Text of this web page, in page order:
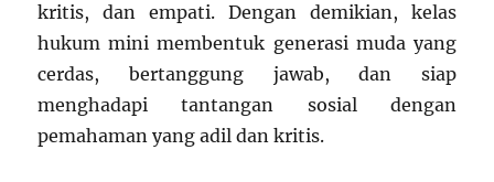
kritis, dan empati. Dengan demikian, kelas
hukum mini membentuk generasi muda yang
cerdas, bertanggung jawab, dan siap
menghadapi tantangan sosial dengan
pemahaman yang adil dan kritis.